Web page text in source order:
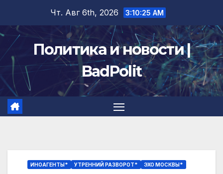
содержимому
Чт. Авг 6th, 2026 3:10:26 AM
Политика и новости |
BadPolit
ИНОАГЕНТЫ* УТРЕННИЙ РАЗВОРОТ* ЭХО МОСКВЫ*